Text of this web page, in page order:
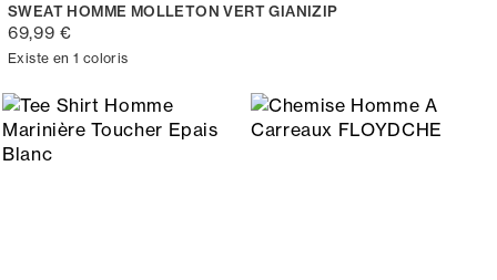
SWEAT HOMME MOLLETON VERT GIANIZIP
69,99 €
Existe en 1 coloris